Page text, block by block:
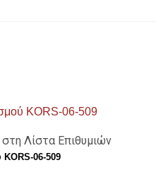
Λίστα Επιθυμιών
06-509